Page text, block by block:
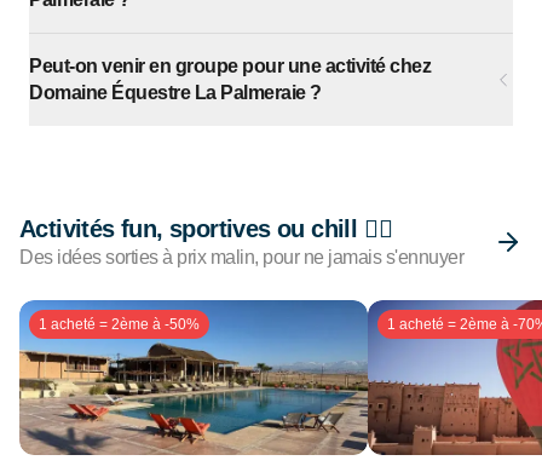
Peut-on venir en groupe pour une activité chez
Domaine Équestre La Palmeraie ?
Activités fun, sportives ou chill 🏄🏽
Des idées sorties à prix malin, pour ne jamais s'ennuyer
1 acheté = 2ème à -50% 1 acheté = 2ème à -